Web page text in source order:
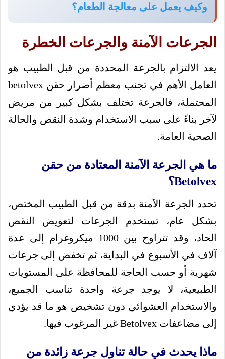
وكيف يعمل على معالجة الطعام؟
الجرعات الآمنة والجرعات الخطرة
يعد الالتزام بالجرعة المحددة من قبل الطبيب هو
العامل الأهم في تجنب معظم أضرار حقن betolvex
المحتملة، فالجرعة تختلف بشكل كبير من مريض
لآخر بناءً على سبب الاستخدام وشدة النقص والحالة
الصحية العامة.
ما هي الجرعة الآمنة المعتادة من حقن
Betolvex؟
تحدد الجرعة الآمنة بدقة من قبل الطبيب المختص،
بشكل عام، تستخدم الجرعات لتعويض النقص
الحاد، وقد تتراوح بين 1000 ميكروغرام إلى عدة
آلاف في الأسبوع في البداية، ثم تخفض إلى جرعات
شهرية أو حسب الحاجة للمحافظة على المستويات
الطبيعية، لا يوجد جرعة واحدة تناسب الجميع،
والاستخدام العشوائي دون تشخيص هو ما قد يؤدي
إلى مضاعفات Betolvex غير المرغوب فيها.
ماذا يحدث في حالة تناول جرعة زائدة من